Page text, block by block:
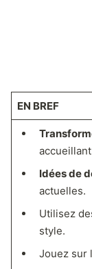
EN BREF
Idées de
actuelles.
Utilisez
style.
Jouez sur